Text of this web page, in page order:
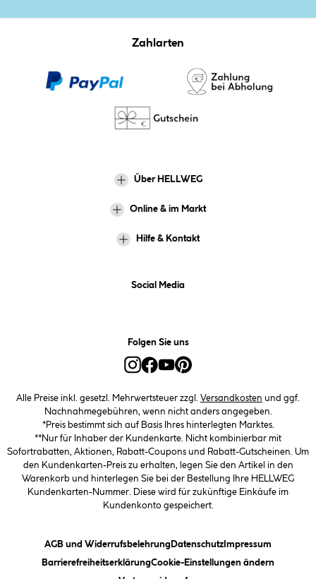
Zahlarten
Über HELLWEG
Online & im Markt
Hilfe & Kontakt
Social Media
Folgen Sie uns
Alle Preise inkl. gesetzl. Mehrwertsteuer zzgl. Versandkosten und ggf.
Nachnahmegebühren, wenn nicht anders angegeben.
*Preis bestimmt sich auf Basis Ihres hinterlegten Marktes.
**Nur für Inhaber der Kundenkarte. Nicht kombinierbar mit
Sofortrabatten, Aktionen, Rabatt-Coupons und Rabatt-Gutscheinen. Um
den Kundenkarten-Preis zu erhalten, legen Sie den Artikel in den
Warenkorb und hinterlegen Sie bei der Bestellung Ihre HELLWEG
Kundenkarten-Nummer. Diese wird für zukünftige Einkäufe im
Kundenkonto gespeichert.
AGB und Widerrufsbelehrung (öffnet ein Dialogfeld)
Datenschutz(öffnet ein Dialogfeld)
Impressum
Barrierefreiheitserklärung(öffnet ein Dialogfeld)
Cookie-Einstellungen ändern(öffnet